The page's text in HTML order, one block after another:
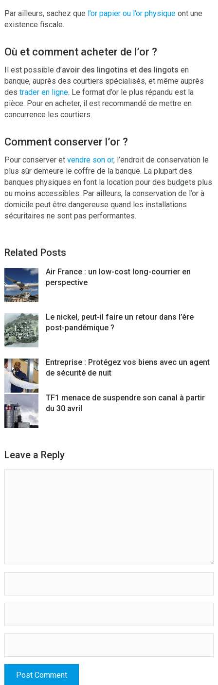
Par ailleurs, sachez que l’or papier ou l’or physiqueont une
existence fiscale.
Où et comment acheter de l’or ?
Il est possible d’avoir des lingotins et des lingots en
banque, auprès des courtiers spécialisés, et même auprès
des trader en ligne. Le format d’or le plus répandu est la
pièce. Pour en acheter, il est recommandé de mettre en
concurrence les courtiers.
Comment conserver l’or ?
Pour conserver et vendre son or, l’endroit de conservation le
plus sûr demeure le coffre de la banque. La plupart des
banques physiques en font la location pour des budgets plus
ou moins accessibles. Par ailleurs, la conservation de l’or à
domicile peut être dangereuse quand les installations
sécuritaires ne sont pas performantes.
Related Posts
Air France : un low-cost long-courrier en
perspective
Le nickel, peut-il faire un retour dans l’ère
post-pandémique ?
Entreprise : Protégez vos biens avec un agent
de sécurité de nuit
TF1 menace de suspendre son canal à partir
du 30 avril
Leave a Reply